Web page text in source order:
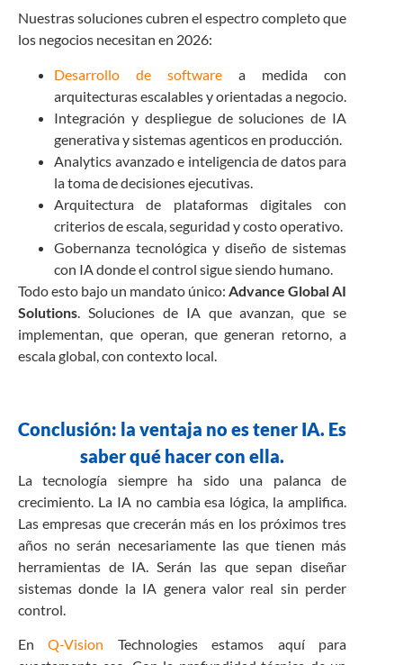
Nuestras soluciones cubren el espectro completo que
los negocios necesitan en 2026:
Desarrollo de software a medida con
arquitecturas escalables y orientadas a negocio.
Integración y despliegue de soluciones de IA
generativa y sistemas agenticos en producción.
Analytics avanzado e inteligencia de datos para
la toma de decisiones ejecutivas.
Arquitectura de plataformas digitales con
criterios de escala, seguridad y costo operativo.
Gobernanza tecnológica y diseño de sistemas
con IA donde el control sigue siendo humano.
Todo esto bajo un mandato único: Advance Global AI
Solutions . Soluciones de IA que avanzan, que se
implementan, que operan, que generan retorno, a
escala global, con contexto local.
Conclusión: la ventaja no es tener IA. Es
saber qué hacer con ella.
La tecnología siempre ha sido una palanca de
crecimiento. La IA no cambia esa lógica, la amplifica.
Las empresas que crecerán más en los próximos tres
años no serán necesariamente las que tienen más
herramientas de IA. Serán las que sepan diseñar
sistemas donde la IA genera valor real sin perder
control.
EnQ-Vision Technologies estamos aquí para